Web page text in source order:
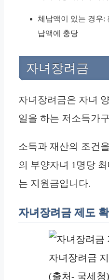
체납액이 있는 경우:
납액에 충당
자녀장려금
자녀장려금은 자녀
일을 하는 저소득가
소득과 재산의 조건
의 부양자녀 1명당
는 지원금입니다.
자녀장려금 제도
자녀장려금
(출처- 국세청)